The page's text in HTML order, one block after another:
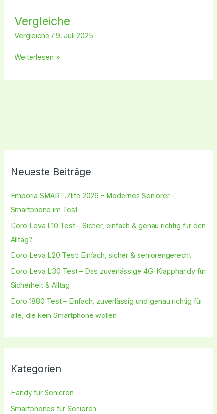
Vergleiche
Vergleiche / 9. Juli 2025
Weiterlesen »
Neueste Beiträge
Emporia SMART.7lite 2026 – Modernes Senioren-
Smartphone im Test
Doro Leva L10 Test – Sicher, einfach & genau richtig für den
Alltag?
Doro Leva L20 Test: Einfach, sicher & seniorengerecht
Doro Leva L30 Test – Das zuverlässige 4G-Klapphandy für
Sicherheit & Alltag
Doro 1880 Test – Einfach, zuverlässig und genau richtig für
alle, die kein Smartphone wollen
Kategorien
Handy für Senioren
Smartphones für Senioren